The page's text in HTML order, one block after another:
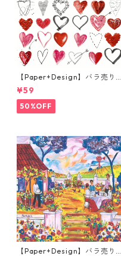
【Paper+Design】バラ売り2
枚 カクテルサイズ ペーパーナ
プキン Cupids arrow ホワイ
ト
¥59
50%OFF
【Paper+Design】バラ売り2